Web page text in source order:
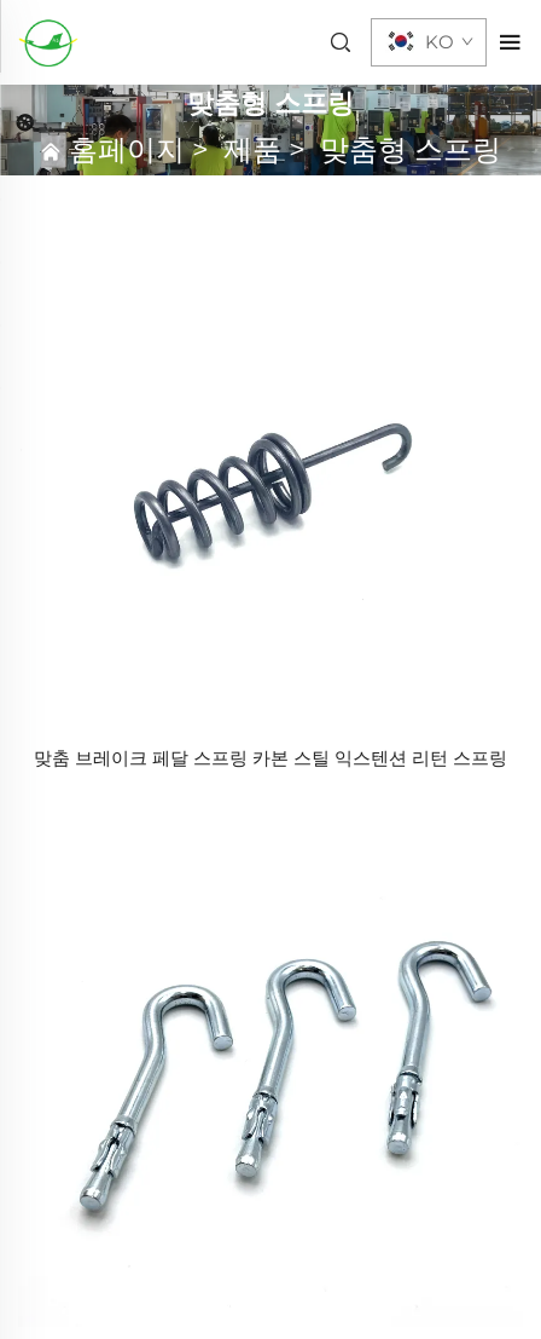
KO
맞춤형 스프링
홈페이지>제품>맞춤형 스프링
맞춤 브레이크 페달 스프링 카본 스틸 익스텐션 리턴 스프링